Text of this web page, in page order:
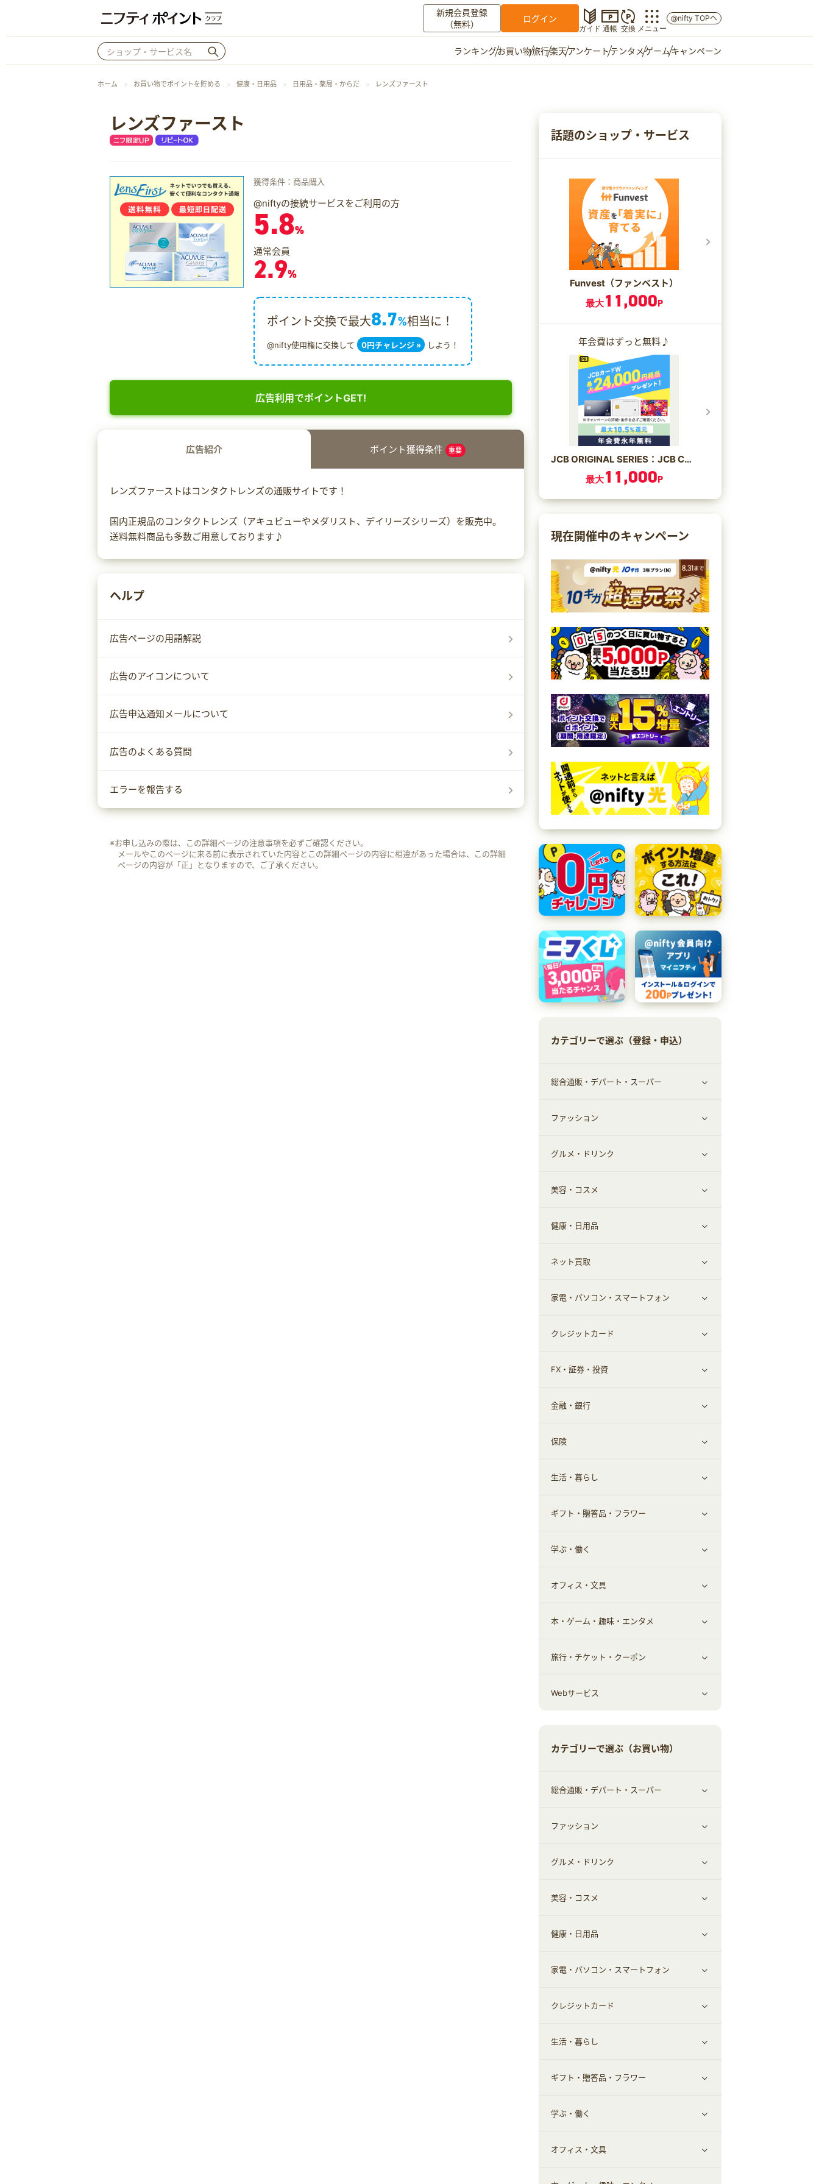
新規会員登録
（無料）
ログイン
ガイド 通帳 交換 メニュー
@nifty TOPへ
ランキングお買い物旅行楽天アンケートテンタメゲームキャンペーン
ホーム お買い物でポイントを貯める 健康・日用品 日用品・薬局・からだ レンズファースト
レンズファースト
獲得条件：商品購入
@niftyの接続サービスをご利用の方
5.8%
通常会員
2.9%
ポイント交換で最大8.7%相当に！
@nifty使用権に交換して 0円チャレンジ » しよう！
広告利用でポイントGET!
広告紹介 ポイント獲得条件 重要
レンズファーストはコンタクトレンズの通販サイトです！
国内正規品のコンタクトレンズ（アキュビューやメダリスト、デイリーズシリーズ）を販売中。
送料無料商品も多数ご用意しております♪
ヘルプ
広告ページの用語解説
広告のアイコンについて
広告申込通知メールについて
広告のよくある質問
エラーを報告する
※お申し込みの際は、この詳細ページの注意事項を必ずご確認ください。
メールやこのページに来る前に表示されていた内容とこの詳細ページの内容に相違があった場合は、この詳細
ページの内容が「正」となりますので、ご了承ください。
話題のショップ・サービス
Funvest（ファンベスト）
最大11,000P
年会費はずっと無料♪
JCB ORIGINAL SERIES：JCB CARD W/JCB CARD W plus L
最大11,000P
現在開催中のキャンペーン
カテゴリーで選ぶ（登録・申込）
総合通販・デパート・スーパー
すべて見る
総合通販
ファッション
すべて見る
ファッション
インナー・下着
スーツ・フォーマル
グルメ・ドリンク
すべて見る
グルメ
お酒
食材宅配
ウォーターサーバー
美容・コスメ
すべて見る
ヘアケア
エステ・サロン
メンズ美容
健康・日用品
すべて見る
スポーツ・フィットネス
日用品・薬局・からだ
ネット買取
すべて見る
ネット買取
家電・パソコン・スマートフォン
すべて見る
家電・パソコン・ソフトウェア
通信・レンタルサーバー
スマホ・携帯電話・SIM
定額制有料コンテンツ
クレジットカード
すべて見る
クレジットカード
FX・証券・投資
すべて見る
証券
仮想通貨
その他投資
金融・銀行
銀行・ネット銀行
キャッシング・ローン
その他金融
保険
すべて見る
保険相談・面談
生活・暮らし
すべて見る
住まい・暮らし
不動産
引越し
エコ・エネルギー
車情報・カーシェア・レンタル
ギフト・贈答品・フラワー
すべて見る
ギフト・贈答品
学ぶ・働く
すべて見る
習い事・学習・学校
仕事・転職
オフィス・文具
すべて見る
オフィス・文具
本・ゲーム・趣味・エンタメ
すべて見る
ゲーム・趣味
旅行・チケット・クーポン
すべて見る
Webサービス
カテゴリーで選ぶ（お買い物）
総合通販・デパート・スーパー
すべて見る
総合通販
デパート・スーパー
ファッション
すべて見る
ファッション
インナー・下着
靴・フットウェア
小物・かばん
スーツ・フォーマル
グルメ・ドリンク
すべて見る
グルメ
ドリンク
お酒
食材宅配
美容・コスメ
すべて見る
スキンケア
メイクアップ
ヘアケア
メンズ美容
美容・ダイエット用品
脱毛用品
健康・日用品
すべて見る
健康食品｜青汁・飲料
健康食品｜乳酸菌・ケフィア
健康食品｜その他
スポーツ・フィットネス
日用品・薬局・からだ
家電・パソコン・スマートフォン
すべて見る
家電・パソコン・ソフトウェア
スマホ・携帯電話・SIM
クレジットカード
すべて見る
クレジットカード
生活・暮らし
すべて見る
車情報・カーシェア・レンタル
お役立ち
ギフト・贈答品・フラワー
すべて見る
ギフト・贈答品
学ぶ・働く
すべて見る
オフィス・文具